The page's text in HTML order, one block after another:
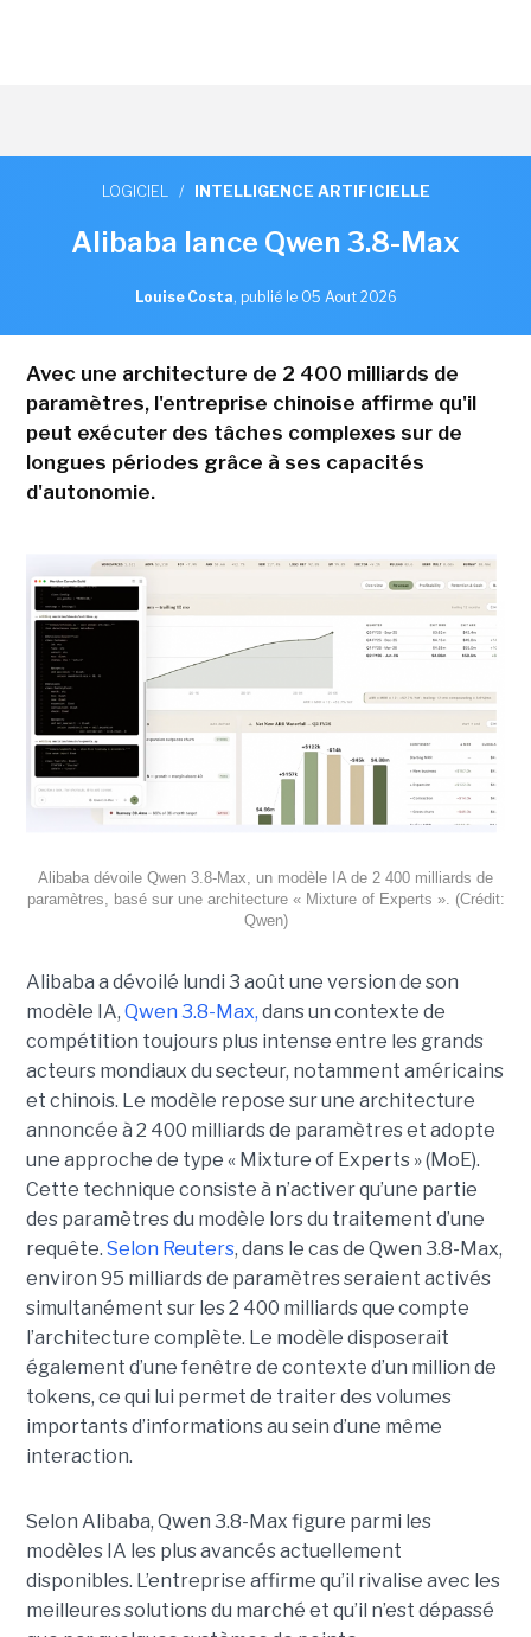
LOGICIEL / INTELLIGENCE ARTIFICIELLE
Alibaba lance Qwen 3.8-Max
Louise Costa, publié le 05 Aout 2026
Avec une architecture de 2 400 milliards de
paramètres, l'entreprise chinoise affirme qu'il
peut exécuter des tâches complexes sur de
longues périodes grâce à ses capacités
d'autonomie.
Alibaba dévoile Qwen 3.8-Max, un modèle IA de 2 400 milliards de
paramètres, basé sur une architecture « Mixture of Experts ». (Crédit:
Qwen)
Alibaba a dévoilé lundi 3 août une version de son
modèle IA, Qwen 3.8-Max, dans un contexte de
compétition toujours plus intense entre les grands
acteurs mondiaux du secteur, notamment américains
et chinois. Le modèle repose sur une architecture
annoncée à 2 400 milliards de paramètres et adopte
une approche de type « Mixture of Experts » (MoE).
Cette technique consiste à n’activer qu’une partie
des paramètres du modèle lors du traitement d’une
requête. Selon Reuters, dans le cas de Qwen 3.8-Max,
environ 95 milliards de paramètres seraient activés
simultanément sur les 2 400 milliards que compte
l’architecture complète. Le modèle disposerait
également d’une fenêtre de contexte d’un million de
tokens, ce qui lui permet de traiter des volumes
importants d’informations au sein d’une même
interaction.
Selon Alibaba, Qwen 3.8-Max figure parmi les
modèles IA les plus avancés actuellement
disponibles. L’entreprise affirme qu’il rivalise avec les
meilleures solutions du marché et qu’il n’est dépassé